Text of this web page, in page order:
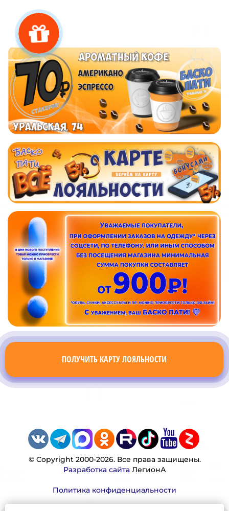
ПОЛУЧИТЬ КАРТУ ЛОЯЛЬНОСТИ
© Copyright 2000-2026. Все права защищены.
Разработка сайтаЛегионА
Политика конфиденциальности